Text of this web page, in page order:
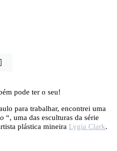
pode ter o seu!
para trabalhar, encontrei uma
“, uma das esculturas da série
plástica mineira Lygia Clark.